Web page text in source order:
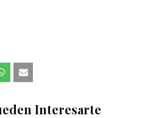
Interesarte